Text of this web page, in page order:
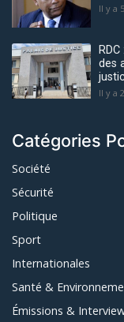
Il y a
des
Il y a
Catégories
Société
Sécurité
Politique
Sport
Internationales
Santé &
Émissions &